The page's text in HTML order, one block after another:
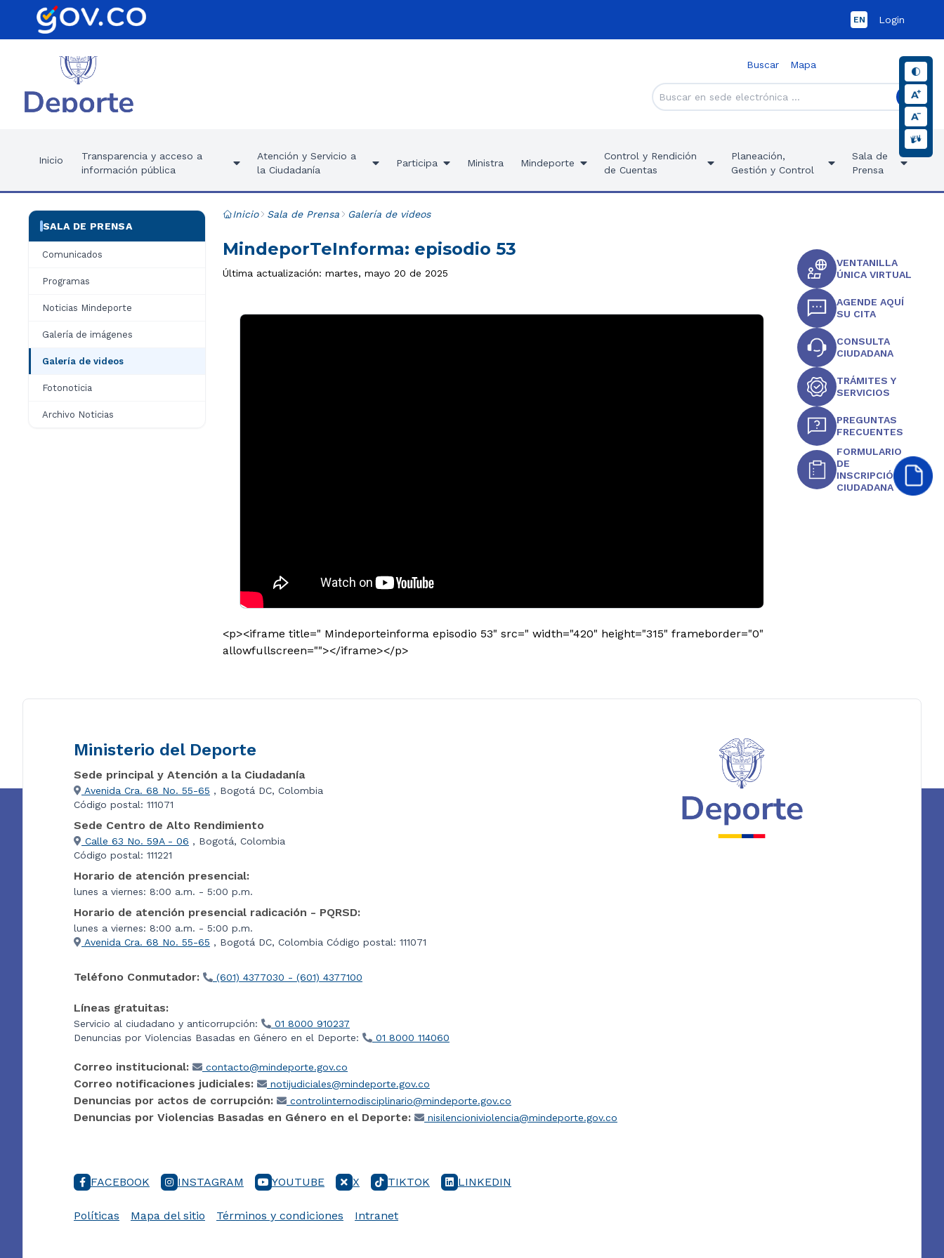
EN Login
Buscar Mapa
Inicio
Transparencia y acceso a
información pública
Atención y Servicio a
la Ciudadanía
Participa Ministra Mindeporte
Control y Rendición
de Cuentas
Planeación,
Gestión y Control
Sala de
Prensa
SALA DE PRENSA
Comunicados
Programas
Noticias Mindeporte
Galería de imágenes
Galería de videos
Fotonoticia
Archivo Noticias
Inicio Sala de Prensa Galería de videos
MindeporTeInforma: episodio 53
Última actualización: martes, mayo 20 de 2025
<p><iframe title=" Mindeporteinforma episodio 53" src=" width="420" height="315" frameborder="0"
allowfullscreen=""></iframe></p>
VENTANILLA
ÚNICA VIRTUAL
AGENDE AQUÍ
SU CITA
CONSULTA
CIUDADANA
TRÁMITES Y
SERVICIOS
PREGUNTAS
FRECUENTES
FORMULARIO
DE
INSCRIPCIÓN
CIUDADANA
Ministerio del Deporte
Sede principal y Atención a la Ciudadanía
Avenida Cra. 68 No. 55-65 , Bogotá DC, Colombia
Código postal: 111071
Sede Centro de Alto Rendimiento
Calle 63 No. 59A - 06 , Bogotá, Colombia
Código postal: 111221
Horario de atención presencial:
lunes a viernes: 8:00 a.m. - 5:00 p.m.
Horario de atención presencial radicación - PQRSD:
lunes a viernes: 8:00 a.m. - 5:00 p.m.
Avenida Cra. 68 No. 55-65 , Bogotá DC, Colombia Código postal: 111071
Teléfono Conmutador: (601) 4377030 - (601) 4377100
Líneas gratuitas:
Servicio al ciudadano y anticorrupción:
01 8000 910237
Denuncias por Violencias Basadas en Género en el Deporte:
01 8000 114060
Correo institucional: contacto@mindeporte.gov.co
Correo notificaciones judiciales: notijudiciales@mindeporte.gov.co
Denuncias por actos de corrupción: controlinternodisciplinario@mindeporte.gov.co
Denuncias por Violencias Basadas en Género en el Deporte: nisilencioniviolencia@mindeporte.gov.co
FACEBOOK INSTAGRAM YOUTUBE X TIKTOK LINKEDIN
Políticas Mapa del sitio Términos y condiciones Intranet